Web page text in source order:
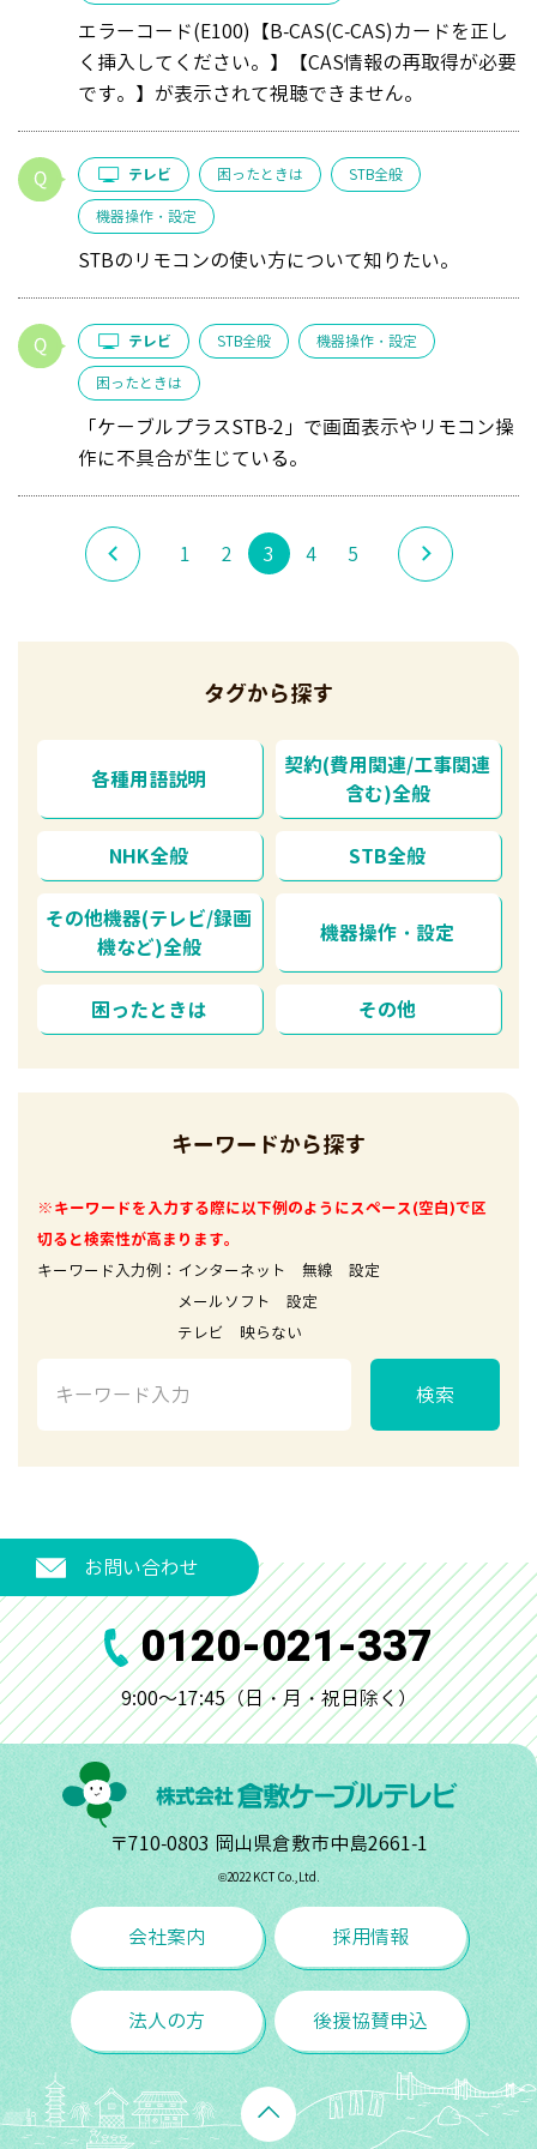
エラーコード(E100)【B-CAS(C-CAS)カードを正し
く挿入してください。】【CAS情報の再取得が必要
です。】が表示されて視聴できません。
テレビ 困ったときは STB全般
機器操作・設定
STBのリモコンの使い方について知りたい。
テレビ STB全般 機器操作・設定
困ったときは
「ケーブルプラスSTB-2」で画面表示やリモコン操
作に不具合が生じている。
1 2 3 4 5
タグから探す
各種用語説明
契約(費用関連/工事関連
含む)全般
NHK全般 STB全般
その他機器(テレビ/録画
機など)全般
機器操作・設定
困ったときは その他
キーワードから探す
※キーワードを入力する際に以下例のようにスペース(空白)で区
切ると検索性が高まります。
キーワード入力例：インターネット 無線 設定
メールソフト 設定
テレビ 映らない
検索
お問い合わせ
0120-021-337
9:00～17:45（日・月・祝日除く）
〒710-0803 岡山県倉敷市中島2661-1
©︎2022 KCT Co.,Ltd.
会社案内 採用情報
法人の方 後援協賛申込